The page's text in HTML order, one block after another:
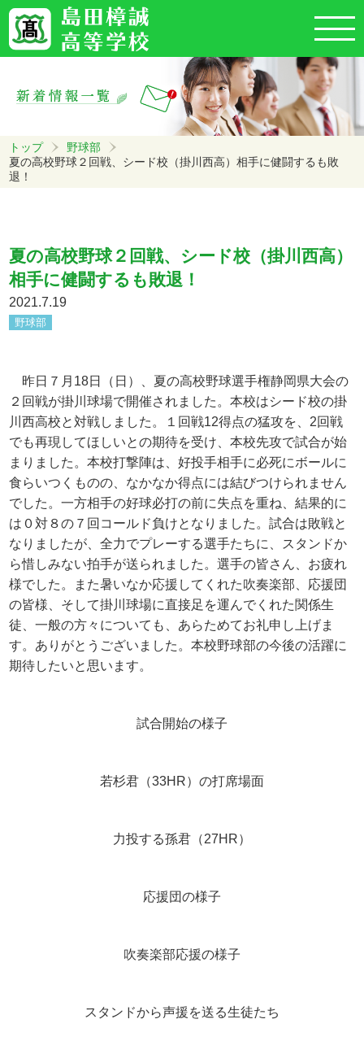
トップ
野球部
夏の高校野球２回戦、シード校（掛川西高）相手に健闘するも敗
退！
夏の高校野球２回戦、シード校（掛川西高）
相手に健闘するも敗退！
2021.7.19
野球部
昨日７月18日（日）、夏の高校野球選手権静岡県大会の
２回戦が掛川球場で開催されました。本校はシード校の掛
川西高校と対戦しました。１回戦12得点の猛攻を、2回戦
でも再現してほしいとの期待を受け、本校先攻で試合が始
まりました。本校打撃陣は、好投手相手に必死にボールに
食らいつくものの、なかなか得点には結びつけられません
でした。一方相手の好球必打の前に失点を重ね、結果的に
は０対８の７回コールド負けとなりました。試合は敗戦と
なりましたが、全力でプレーする選手たちに、スタンドか
ら惜しみない拍手が送られました。選手の皆さん、お疲れ
様でした。また暑いなか応援してくれた吹奏楽部、応援団
の皆様、そして掛川球場に直接足を運んでくれた関係生
徒、一般の方々についても、あらためてお礼申し上げま
す。ありがとうございました。本校野球部の今後の活躍に
期待したいと思います。
試合開始の様子
若杉君（33HR）の打席場面
力投する孫君（27HR）
応援団の様子
吹奏楽部応援の様子
スタンドから声援を送る生徒たち